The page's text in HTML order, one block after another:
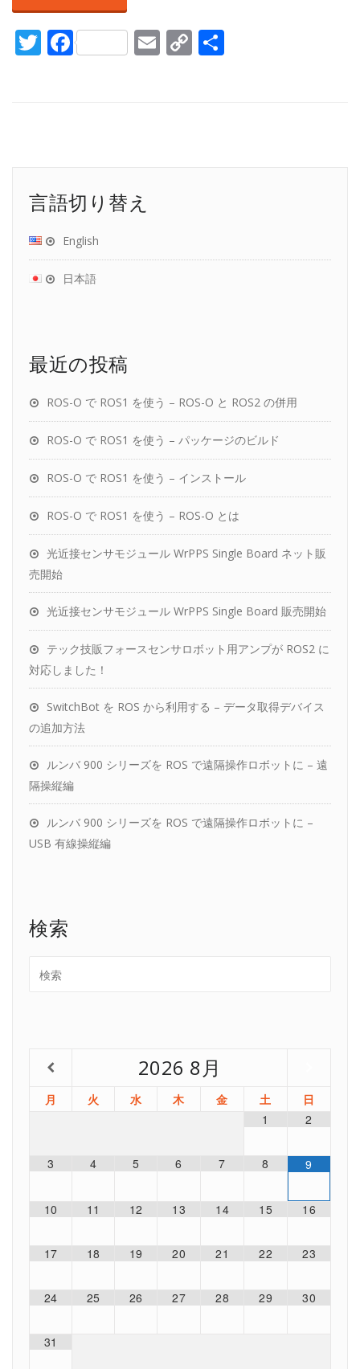
Twitter
FacebookEmail
Copy
言語切り替え
English
日本語
最近の投稿
ROS-O で ROS1 を使う – ROS-O と ROS2 の併用
ROS-O で ROS1 を使う – パッケージのビルド
ROS-O で ROS1 を使う – インストール
ROS-O で ROS1 を使う – ROS-O とは
光近接センサモジュール WrPPS Single Board ネット販
売開始
光近接センサモジュール WrPPS Single Board 販売開始
テック技販フォースセンサロボット用アンプが ROS2 に
対応しました！
SwitchBot を ROS から利用する – データ取得デバイス
の追加方法
ルンバ 900 シリーズを ROS で遠隔操作ロボットに – 遠
隔操縦編
ルンバ 900 シリーズを ROS で遠隔操作ロボットに –
USB 有線操縦編
検索
2026 8月
月 火 水 木 金 土
日
1
2
3 4 5 6 7 8 9
10 11 12 13 14 15 16
17 18 19 20 21 22 23
24 25 26 27 28 29 30
31